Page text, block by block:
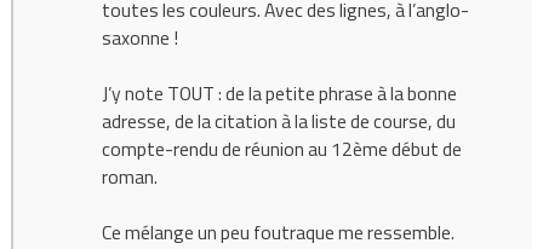
toutes les couleurs. Avec des lignes, à l’anglo-
saxonne !
J’y note TOUT : de la petite phrase à la bonne
adresse, de la citation à la liste de course, du
compte-rendu de réunion au 12ème début de
roman.
Ce mélange un peu foutraque me ressemble.